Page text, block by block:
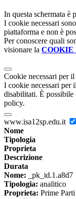
In questa schermata è
I cookie necessari
piattaforma e non è
Per conoscere quali
visionare la COOKIE
Cookie necessari per
I cookie necessari per
disabilitati. È possibile
policy.
www.isa12sp.edu.it
Nome
Tipologia
Proprieta
Descrizione
Durata
Nome: _pk_id.1.a8d7
Tipologia: analitico
Proprieta: Prime Parti